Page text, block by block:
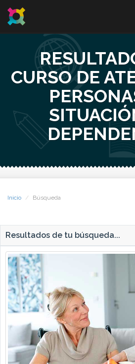
CURSO DE
Inicio Búsqueda
Resultados de tu búsqueda...